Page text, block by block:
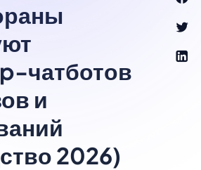
чатботов
и
2026)